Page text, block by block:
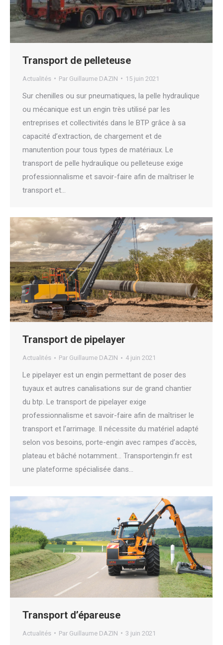
Transport de pelleteuse
Actualités Par Guillaume DAZIN 15 juin 2021
Sur chenilles ou sur pneumatiques, la pelle hydraulique
ou mécanique est un engin très utilisé par les
entreprises et collectivités dans le BTP grâce à sa
capacité d’extraction, de chargement et de
manutention pour tous types de matériaux. Le
transport de pelle hydraulique ou pelleteuse exige
professionnalisme et savoir-faire afin de maîtriser le
transport et…
Transport de pipelayer
Actualités Par Guillaume DAZIN 4 juin 2021
Le pipelayer est un engin permettant de poser des
tuyaux et autres canalisations sur de grand chantier
du btp. Le transport de pipelayer exige
professionnalisme et savoir-faire afin de maîtriser le
transport et l’arrimage. Il nécessite du matériel adapté
selon vos besoins, porte-engin avec rampes d’accès,
plateau et bâché notamment… Transportengin.fr est
une plateforme spécialisée dans…
Transport d’épareuse
Actualités Par Guillaume DAZIN 3 juin 2021